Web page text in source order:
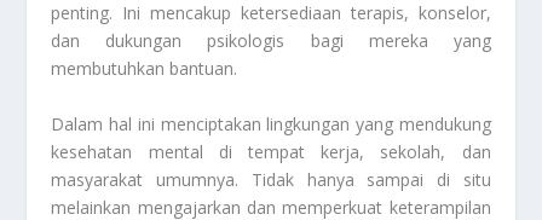
penting. Ini mencakup ketersediaan terapis, konselor,
dan dukungan psikologis bagi mereka yang
membutuhkan bantuan.
Dalam hal ini menciptakan lingkungan yang mendukung
kesehatan mental di tempat kerja, sekolah, dan
masyarakat umumnya. Tidak hanya sampai di situ
melainkan mengajarkan dan memperkuat keterampilan